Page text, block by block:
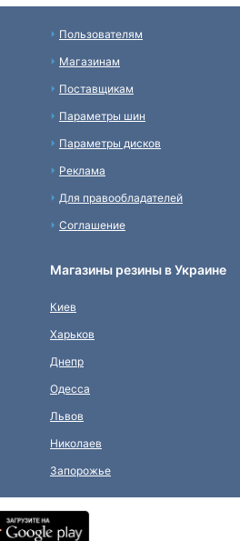
Пользователям
Магазинам
Поставщикам
Параметры шин
Параметры дисков
Реклама
Для правообладателей
Соглашение
Магазины резины в Украине
Киев
Харьков
Днепр
Одесса
Львов
Николаев
Запорожье